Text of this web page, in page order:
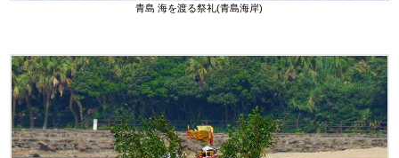
青島 海を渡る祭礼(青島海岸)